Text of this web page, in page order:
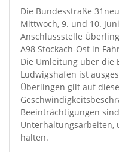
Die Bundesstraße
Mittwoch, 9. und 10.
Anschlussstelle
A98 Stockach-Ost in
Die Umleitung über die
Ludwigshafen ist
Überlingen gilt auf
Beeinträchtigungen
Unterhaltungsarbeiten,
halten.